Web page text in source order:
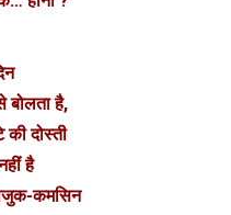
है,
की दोस्ती
है
कमसिन